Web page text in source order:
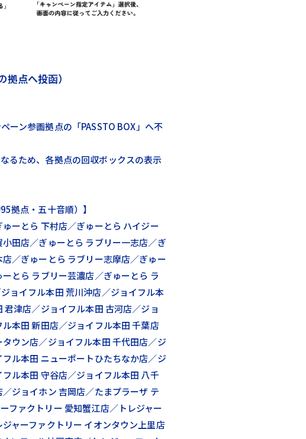
点へ投函）
ーン参画拠点の「PASSTO BOX」へ不
るため、各拠点の回収ボックスの表示
拠点・五十音順）】
ーとら 下村店／ぎゅーとら ハイジー
田店／ぎゅーとら ラブリー一志店／ぎ
／ぎゅーとら ラブリー志摩店／ぎゅー
とら ラブリー芸濃店／ぎゅーとら ラ
ョイフル本田 荒川沖店／ジョイフル本
津店／ジョイフル本田 古河店／ジョ
本田 新田店／ジョイフル本田 千葉店
ウン店／ジョイフル本田 千代田店／ジ
ル本田 ニューポートひたちなか店／ジ
ル本田 守谷店／ジョイフル本田 八千
ジョイホン 吉岡店／たまプラーザ テ
ファクトリー 愛知蟹江店／トレジャー
ャーファクトリー イオンタウン上里店